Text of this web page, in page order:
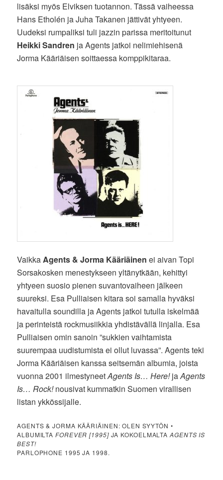
lisäksi myös Elviksen tuotannon. Tässä vaiheessa
Hans Etholén ja Juha Takanen jättivät yhtyeen.
Uudeksi rumpaliksi tuli jazzin parissa meritoitunut
Heikki Sandren ja Agents jatkoi nelimiehisenä
Jorma Kääriäisen soittaessa komppikitaraa.
VaikkaAgents & Jorma Kääriäinen ei aivan Topi
Sorsakosken menestykseen yltänytkään, kehittyi
yhtyeen suosio pienen suvantovaiheen jälkeen
suureksi. Esa Pulliaisen kitara soi samalla hyväksi
havaitulla soundilla ja Agents jatkoi tutulla iskelmää
ja perinteistä rockmusiikkia yhdistävällä linjalla. Esa
Pulliaisen omin sanoin ”sukkien vaihtamista
suurempaa uudistumista ei ollut luvassa”. Agents teki
Jorma Kääriäisen kanssa seitsemän albumia, joista
vuonna 2001 ilmestyneetAgents Is… Here!jaAgents
Is… Rock!nousivat kummatkin Suomen virallisen
listan ykkössijalle.
AGENTS & JORMA KÄÄRIÄINEN: OLEN SYYTÖN •
ALBUMILTAFOREVER [1995]JA KOKOELMALTAAGENTS IS
BEST!
PARLOPHONE 1995 JA 1998.